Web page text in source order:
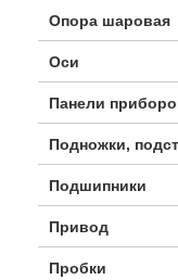
Опора шаровая
Оси
Панели
Подножки,
Подшипники
Привод
Пробки